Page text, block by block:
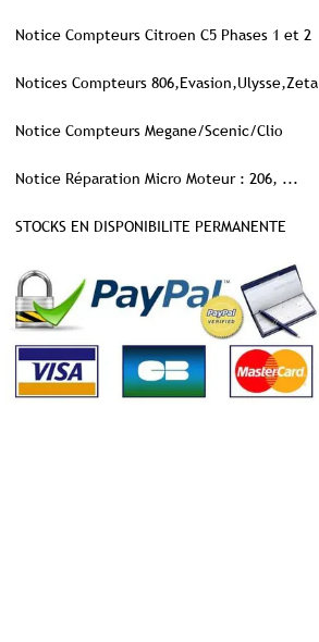
Notice Compteurs Citroen C5 Phases 1 et 2
Notices Compteurs 806,Evasion,Ulysse,Zeta
Notice Compteurs Megane/Scenic/Clio
Notice Réparation Micro Moteur : 206, ...
STOCKS EN DISPONIBILITE PERMANENTE